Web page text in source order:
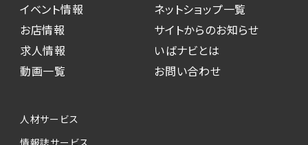
・本サービスを通じて求人広告に応募した際の
選考に関する連絡
・本サービスを通じて店舗への来店予約を登録
した際の内容確認、返答
本サービスが収集する個人情報は、ご本人の意
イベント情報
お店情報
求人情報
動画一覧
ネットショップ一覧
サイトからのお知らせ
いばナビとは
お問い合わせ
人材サービス
情報誌サービス